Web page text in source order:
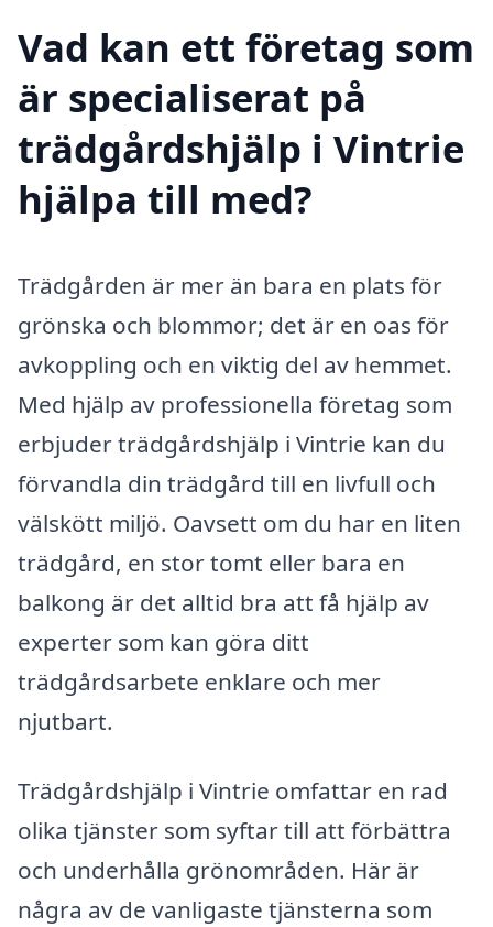
Vad kan ett företag som
är specialiserat på
trädgårdshjälp i Vintrie
hjälpa till med?
Trädgården är mer än bara en plats för
grönska och blommor; det är en oas för
avkoppling och en viktig del av hemmet.
Med hjälp av professionella företag som
erbjuder trädgårdshjälp i Vintrie kan du
förvandla din trädgård till en livfull och
välskött miljö. Oavsett om du har en liten
trädgård, en stor tomt eller bara en
balkong är det alltid bra att få hjälp av
experter som kan göra ditt
trädgårdsarbete enklare och mer
njutbart.
Trädgårdshjälp i Vintrie omfattar en rad
olika tjänster som syftar till att förbättra
och underhålla grönområden. Här är
några av de vanligaste tjänsterna som